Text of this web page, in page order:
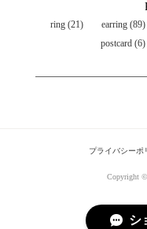
ring (21) earring (89)
postcard (6)
プライバシーポ
Copyright
シ